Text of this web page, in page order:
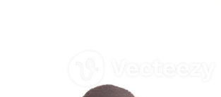
Images Éditoriales